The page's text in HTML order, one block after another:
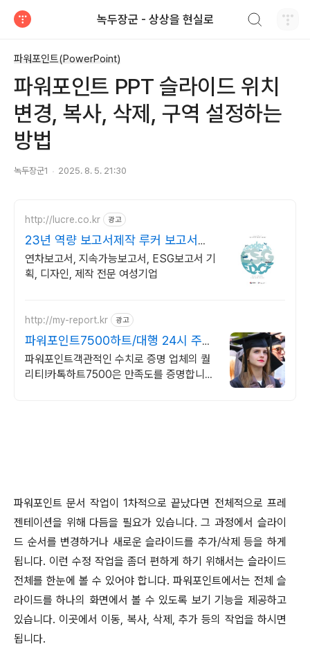
녹두장군 - 상상을 현실로
파워포인트(PowerPoint)
파워포인트 PPT 슬라이드 위치
변경, 복사, 삭제, 구역 설정하는
방법
녹두장군1 2025. 8. 5. 21:30
http://lucre.co.kr 광고
23년 역량 보고서제작 루커 보고서의
명가
연차보고서, 지속가능보고서, ESG보고서 기
획, 디자인, 제작 전문 여성기업
http://my-report.kr 광고
파워포인트7500하트/대행 24시 주말
상담 가능 저렴
파워포인트객관적인 수치로 증명 업체의 퀄
리티!카톡하트7500은 만족도를 증명합니다
파워포인트 문서 작업이1차적으로 끝났다면 전체적으로 프레
젠테이션을 위해 다듬을 필요가 있습니다.그 과정에서 슬라이
드 순서를 변경하거나 새로운 슬라이드를 추가/삭제 등을 하게
됩니다. 이런 수정 작업을 좀더 편하게 하기 위해서는 슬라이드
전체를 한눈에 볼 수 있어야 합니다. 파워포인트에서는 전체 슬
라이드를 하나의 화면에서 볼 수 있도록 보기 기능을 제공하고
있습니다. 이곳에서 이동, 복사, 삭제 ,추가 등의 작업을 하시면
됩니다.